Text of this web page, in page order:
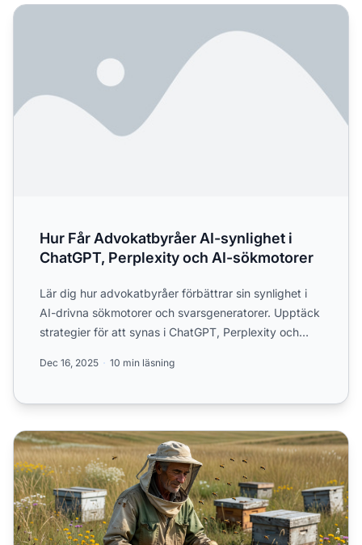
Hur Får Advokatbyråer AI-synlighet i ChatGPT,
Hur Får Advokatbyråer AI-synlighet i
ChatGPT, Perplexity och AI-sökmotorer
Lär dig hur advokatbyråer förbättrar sin synlighet i
AI-drivna sökmotorer och svarsgeneratorer. Upptäck
strategier för att synas i ChatGPT, Perplexity och
Dec 16, 2025 10 min läsning
Hur advokatbyråer syns (eller inte) i AI-genererade